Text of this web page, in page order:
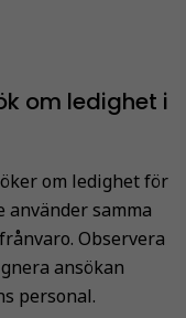
om ledighet i
om ledighet för
använder samma
Observera
ansökan
personal.